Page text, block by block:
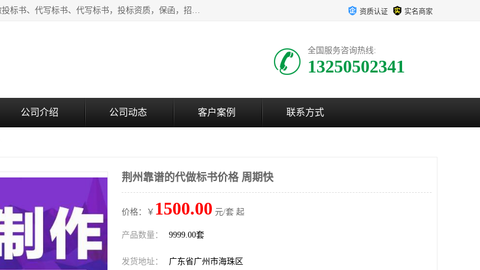
广州中赢信息科技有限公司是一家广州标书制作公司，主营业务：广州代做投标书、代写标书、代写标书，投标资质，保函，招投标培训等等，只要是投标中有需要的，我们这里都可以帮您解决。代写标书的中标案例也有很多。欢迎来电合作。 资质认证 实名商家
全国服务咨询热线:
13250502341
公司介绍 公司动态 客户案例 联系方式
荆州靠谱的代做标书价格 周期快
价格：￥ 1500.00 元/套 起
产品数量： 9999.00套
发货地址： 广东省广州市海珠区